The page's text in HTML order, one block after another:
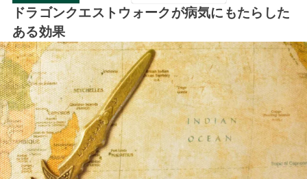
ドラゴンクエストウォークが病気にもたらした
ある効果